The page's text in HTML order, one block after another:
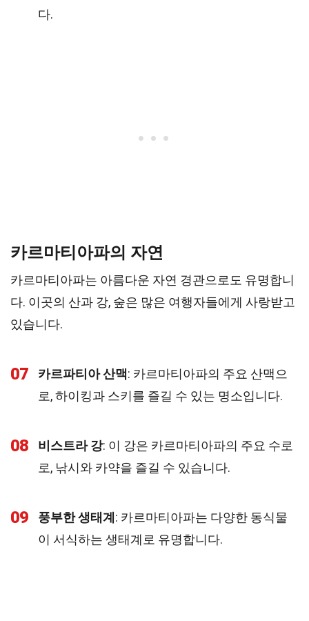
다.
카르마티아파의 자연
카르마티아파는 아름다운 자연 경관으로도 유명합니
다. 이곳의 산과 강, 숲은 많은 여행자들에게 사랑받고
있습니다.
07 카르파티아 산맥: 카르마티아파의 주요 산맥으
로, 하이킹과 스키를 즐길 수 있는 명소입니다.
08 비스트라 강: 이 강은 카르마티아파의 주요 수로
로, 낚시와 카약을 즐길 수 있습니다.
09 풍부한 생태계 : 카르마티아파는 다양한 동식물
이 서식하는 생태계로 유명합니다.